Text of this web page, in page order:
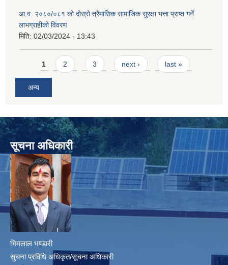
आ.व. २०८०/०८१ को दोस्रो त्रैमासिक सामाजिक सुरक्षा भत्ता प्राप्त गर्ने
लाभग्राहीको विवरण
मिति: 02/03/2024 - 13:43
Pages
1 2 3 next › last »
अन्य
सूचना अधिकारी
भिमलाल भण्डारी
सुचना प्रविधि अधिकृत/सूचना अधिकारी